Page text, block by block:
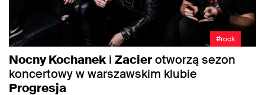
#rock
Nocny Kochanek i Zacierotworzą sezon
koncertowy w warszawskim klubie
Progresja